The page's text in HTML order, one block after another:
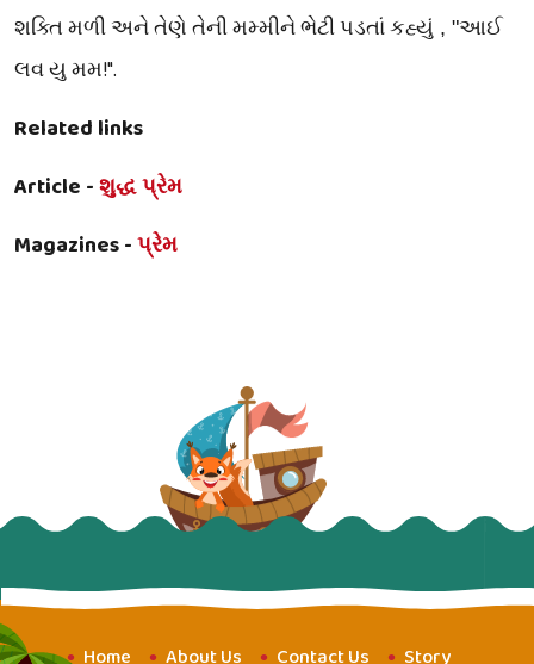
શક્તિ મળી અને તેણે તેની મમ્મીને ભેટી પડતાં કહ્યું , "આઈ
લવ યુ મમ!".
Related links
Article -શુદ્ધ પ્રેમ
Magazines -પ્રેમ
Home About Us Contact Us Story